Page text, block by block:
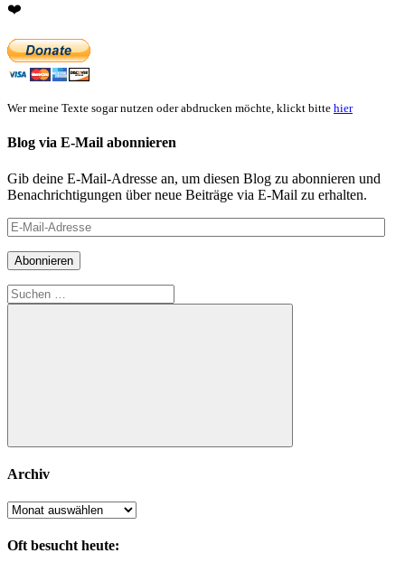
❤️
Wer meine Texte sogar nutzen oder abdrucken möchte, klickt bitte hier
Blog via E-Mail abonnieren
Gib deine E-Mail-Adresse an, um diesen Blog zu abonnieren und
Benachrichtigungen über neue Beiträge via E-Mail zu erhalten.
E-
Mail-
Adresse
Abonnieren
Suchen
nach:
Suchen
Archiv
Archiv
Oft besucht heute: